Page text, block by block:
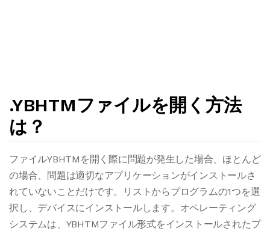
.YBHTMファイルを開く方法
は？
ファイルYBHTMを開く際に問題が発生した場合、ほとんど
の場合、問題は適切なアプリケーションがインストールさ
れていないことだけです。リストからプログラムの1つを選
択し、デバイスにインストールします。オペレーティング
システムは、YBHTMファイル形式をインストールされたプ